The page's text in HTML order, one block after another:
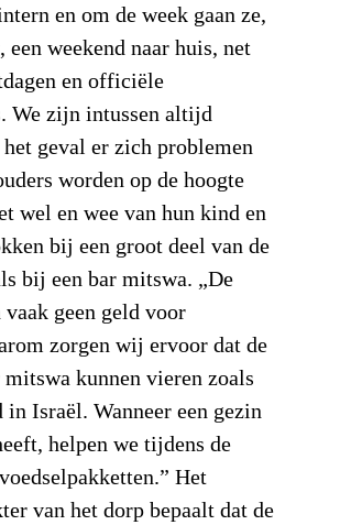
en om de week gaan ze,
weekend naar huis, net
en officiële
We zijn intussen altijd
geval er zich problemen
worden op de hoogte
wel en wee van hun kind en
bij een groot deel van de
bij een bar mitswa. „De
geen geld voor
zorgen wij ervoor dat de
kunnen vieren zoals
Israël. Wanneer een gezin
helpen we tijdens de
Het
van het dorp bepaalt dat de